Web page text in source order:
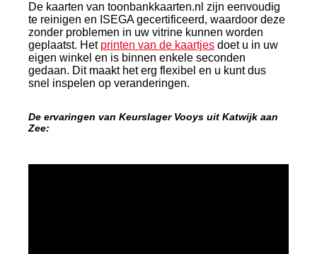
De kaarten van toonbankkaarten.nl zijn eenvoudig
te reinigen en ISEGA gecertificeerd, waardoor deze
zonder problemen in uw vitrine kunnen worden
geplaatst. Het printen van de kaartjes doet u in uw
eigen winkel en is binnen enkele seconden
gedaan. Dit maakt het erg flexibel en u kunt dus
snel inspelen op veranderingen.
De ervaringen van Keurslager Vooys uit Katwijk aan
Zee: